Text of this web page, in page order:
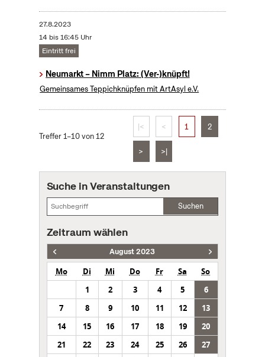
27.8.2023
14 bis 16:45 Uhr
Eintritt frei
Neumarkt – Nimm Platz: (Ver-)knüpft!
Gemeinsames Teppichknüpfen mit ArtAsyl e.V.
Treffer 1–10 von 12
|< < 1 2
> >|
Suche in Veranstaltungen
Suchen
Zeitraum wählen
August 2023
Mo Di Mi Do Fr Sa
So
1
2 3 4 5
6
7
8 9 10 11 12
13
14
15 16 17 18 19
20
21
22 23 24 25 26
27